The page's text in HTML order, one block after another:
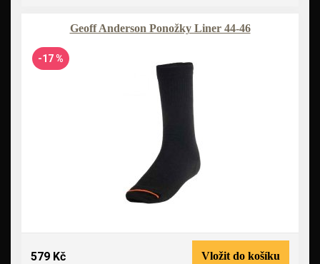
Geoff Anderson Ponožky Liner 44-46
-17 %
579 Kč Vložit do košíku